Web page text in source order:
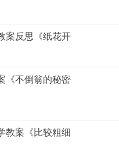
案反思《纸花开
《不倒翁的秘密
教案《比较粗细